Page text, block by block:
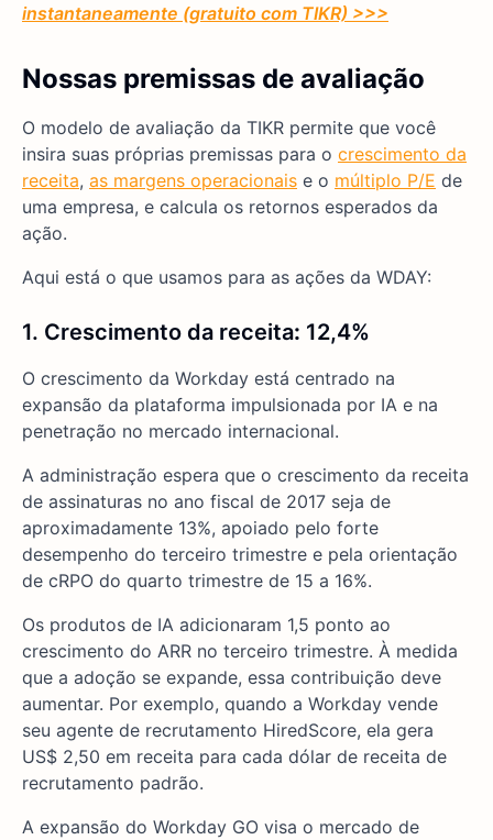
instantaneamente (gratuito com TIKR) >>>
Nossas premissas de avaliação
O modelo de avaliação da TIKR permite que você
insira suas próprias premissas para o crescimento da
receita, as margens operacionais e o múltiplo P/E de
uma empresa, e calcula os retornos esperados da
ação.
Aqui está o que usamos para as ações da WDAY:
1. Crescimento da receita: 12,4%
O crescimento da Workday está centrado na
expansão da plataforma impulsionada por IA e na
penetração no mercado internacional.
A administração espera que o crescimento da receita
de assinaturas no ano fiscal de 2017 seja de
aproximadamente 13%, apoiado pelo forte
desempenho do terceiro trimestre e pela orientação
de cRPO do quarto trimestre de 15 a 16%.
Os produtos de IA adicionaram 1,5 ponto ao
crescimento do ARR no terceiro trimestre. À medida
que a adoção se expande, essa contribuição deve
aumentar. Por exemplo, quando a Workday vende
seu agente de recrutamento HiredScore, ela gera
US$ 2,50 em receita para cada dólar de receita de
recrutamento padrão.
A expansão do Workday GO visa o mercado de